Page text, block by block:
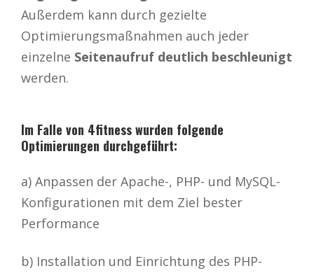
Außerdem kann durch gezielte
Optimierungsmaßnahmen auch jeder
einzelne Seitenaufruf deutlich beschleunigt
werden.
Im Falle von 4fitness wurden folgende
Optimierungen durchgeführt:
a) Anpassen der Apache-, PHP- und MySQL-
Konfigurationen mit dem Ziel bester
Performance
b) Installation und Einrichtung des PHP-